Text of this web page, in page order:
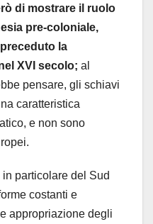
di mostrare il ruolo
pre-coloniale,
la
XVI secolo; al
pensare, gli schiavi
caratteristica
e non sono
particolare del Sud
costanti e
appropriazione degli